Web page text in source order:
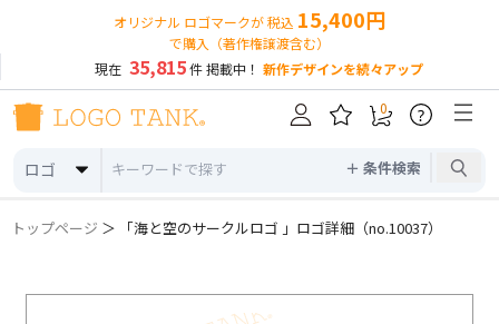
オリジナル ロゴマークが 税込 15,400円
で購入（著作権譲渡含む）
現在 35,815件 掲載中！ 新作デザインを続々アップ
ロゴ ＋ 条件検索
0 ?
トップページ ＞ 「海と空のサークルロゴ 」ロゴ詳細（no.10037）